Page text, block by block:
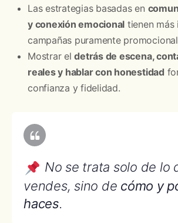
Las estrategias basadas en
y conexión emocional tienen
campañas puramente
Mostrar eldetrás de escena,
reales y hablar con honestidad
confianza y fidelidad.
No se trata solo de lo
vendes, sino de cómo y
haces.